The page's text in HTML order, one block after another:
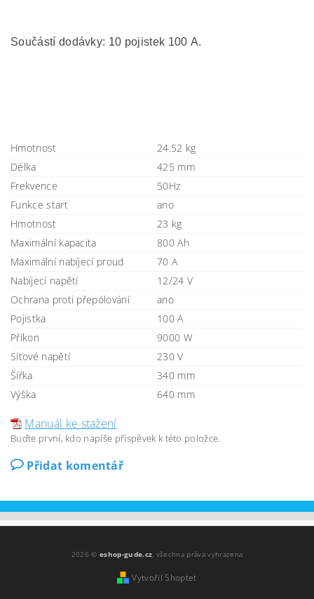
Součástí dodávky: 10 pojistek 100 A.
Hmotnost
24.52 kg
Délka
425 mm
Frekvence
50Hz
Funkce start
ano
Hmotnost
23 kg
Maximální kapacita
800 Ah
Maximální nabíjecí proud
70 A
Nabíjecí napětí
12/24 V
Ochrana proti přepólování
ano
Pojistka
100 A
Příkon
9000 W
Síťové napětí
230 V
Šířka
340 mm
Výška
640 mm
Manuál ke stažení
Buďte první, kdo napíše příspěvek k této položce.
Přidat komentář
2026 ©eshop-gude.cz, všechna práva vyhrazena
Vytvořil Shoptet